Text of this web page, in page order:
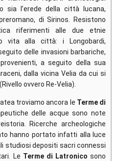
sia l’erede della città lucana,
di Sirinos. Resistono
riferimenti alle due etnie
vita alla città: i Longobardi,
delle invasioni barbariche,
a seguito della sua
dalla vicina Velia da cui si
ovvero Re-Velia).
troviamo ancora le Terme di
delle acque sono note
Ricerche archeologiche
hanno portato infatti alla luce
studiosi depositi sacri connessi
Le Terme di Latronico sono